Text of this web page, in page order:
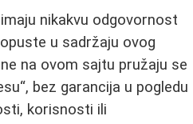
nikakvu odgovornost
u sadržaju ovog
na ovom sajtu pružaju se
bez garancija u pogledu
korisnosti ili